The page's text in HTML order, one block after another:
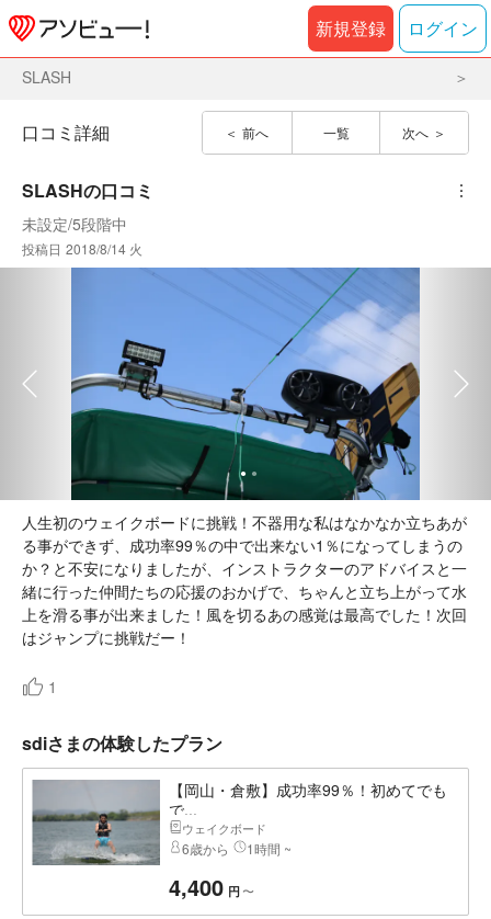
新規登録 ログイン
SLASH
前へ 一覧 次へ
口コミ詳細
SLASHの口コミ
︙
未設定/5段階中
投稿日 2018/8/14 火
人生初のウェイクボードに挑戦！不器用な私はなかなか立ちあが
る事ができず、成功率99％の中で出来ない1％になってしまうの
か？と不安になりましたが、インストラクターのアドバイスと一
緒に行った仲間たちの応援のおかげで、ちゃんと立ち上がって水
上を滑る事が出来ました！風を切るあの感覚は最高でした！次回
はジャンプに挑戦だー！
1
sdiさまの体験したプラン
【岡山・倉敷】成功率99％！初めてでも
で...
ウェイクボード
6歳から 1時間 ~
4,400 円 〜